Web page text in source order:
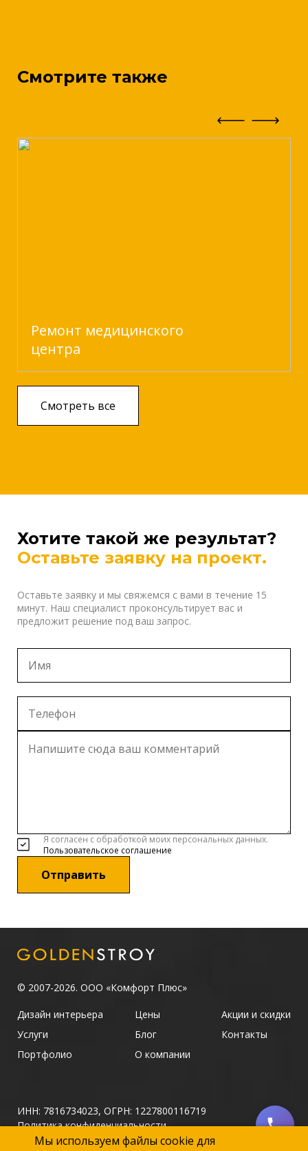
Смотрите также
Ремонт медицинского
центра
Смотреть все
Хотите такой же результат?
Оставьте заявку на проект.
Оставьте заявку и мы свяжемся с вами в течение 15
минут. Наш специалист проконсультирует вас и
предложит решение под ваш запрос.
Я согласен с обработкой моих персональных данных.
Пользовательское соглашение
Отправить
© 2007-2026. ООО «Комфорт Плюс»
Дизайн интерьера
Услуги
Портфолио
Цены
Блог
О компании
Акции и скидки
Контакты
ИНН: 7816734023, ОГРН: 1227800116719
Политика конфиденциальности
Политика использования файлов Cookie
Мы используем файлы cookie для